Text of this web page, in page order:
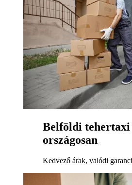
Belföldi tehertaxi
országosan
Kedvező árak, valódi